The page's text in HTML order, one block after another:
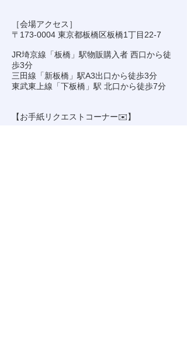
［会場アクセス］
〒173-0004 東京都板橋区板橋1丁目22-7
JR埼京線「板橋」駅物販購入者 西口から徒
歩3分
三田線「新板橋」駅A3出口から徒歩3分
東武東上線「下板橋」駅 北口から徒歩7分
【お手紙リクエストコーナー✉️】